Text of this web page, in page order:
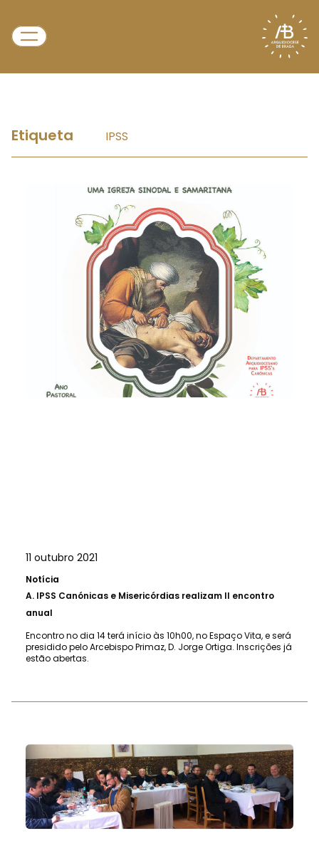
Etiqueta IPSS
11 outubro 2021
Notícia
A. IPSS Canónicas e Misericórdias realizam II encontro
anual
Encontro no dia 14 terá início às 10h00, no Espaço Vita, e será
presidido pelo Arcebispo Primaz, D. Jorge Ortiga. Inscrições já
estão abertas.